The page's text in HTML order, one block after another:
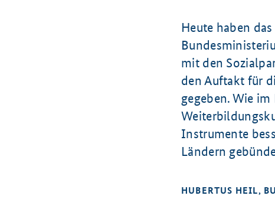
Heute haben
mit den
den Auftakt für
gegeben. Wie
Instrumente
Ländern
HUBERTUS HEIL,